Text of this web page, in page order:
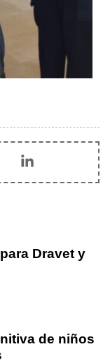
Dravet y
de niños